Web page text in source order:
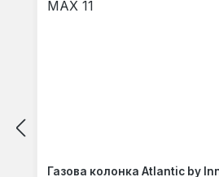
Газова колонка Atlantic by